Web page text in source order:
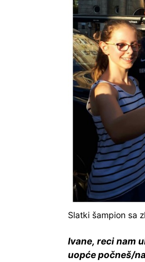
Slatki šampion sa
Ivane, reci nam
uopće počneš/